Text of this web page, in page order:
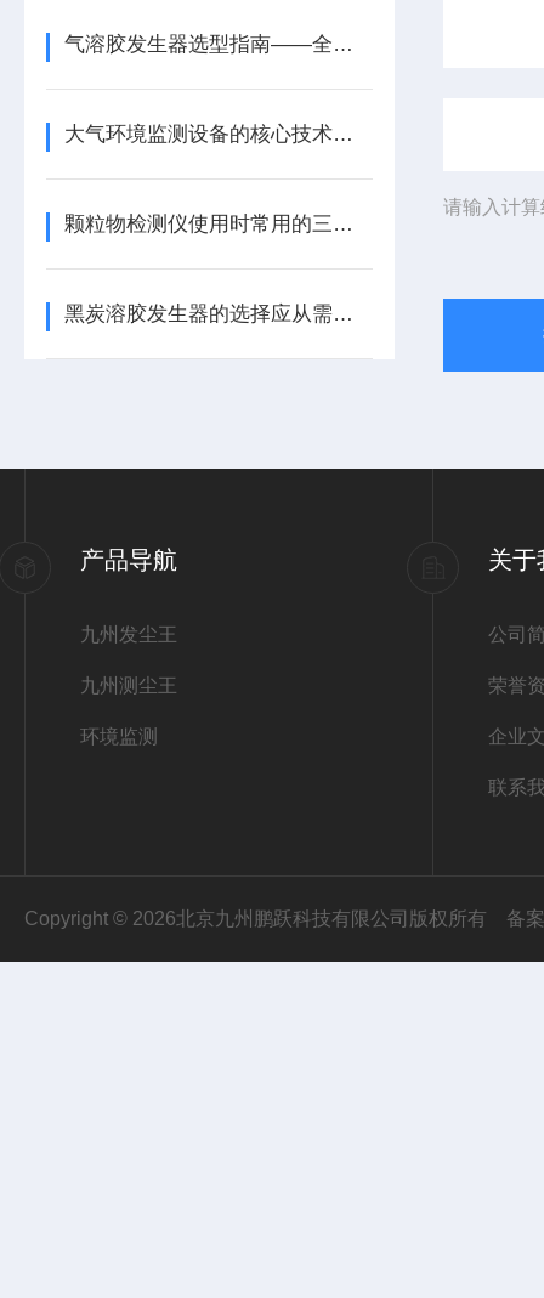
气溶胶发生器选型指南——全生命周期成本篇（进口VS国产）
大气环境监测设备的核心技术突破
颗粒物检测仪使用时常用的三种监测方法区别是什么？
黑炭溶胶发生器的选择应从需求出发
请输入计
产品导航
九州发尘王
九州测尘王
环境监测
关于
公司
荣誉
企业
联系
Copyright © 2026北京九州鹏跃科技有限公司版权所有 备